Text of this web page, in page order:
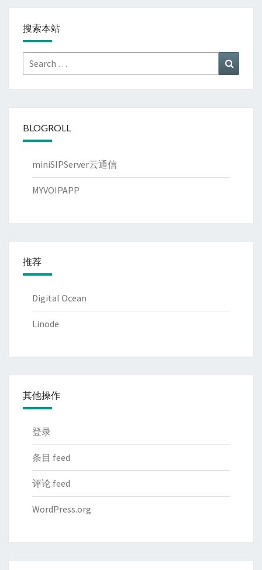
搜索本站
Search
for:
BLOGROLL
miniSIPServer云通信
MYVOIPAPP
推荐
Digital Ocean
Linode
其他操作
登录
条目 feed
评论 feed
WordPress.org